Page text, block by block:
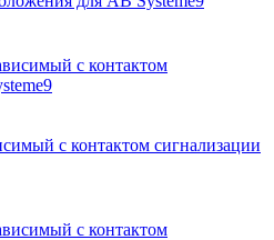
с контактом сигнализации